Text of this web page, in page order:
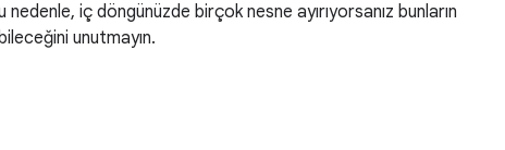
iç döngünüzde birçok nesne ayırıyorsanız bunların
unutmayın.